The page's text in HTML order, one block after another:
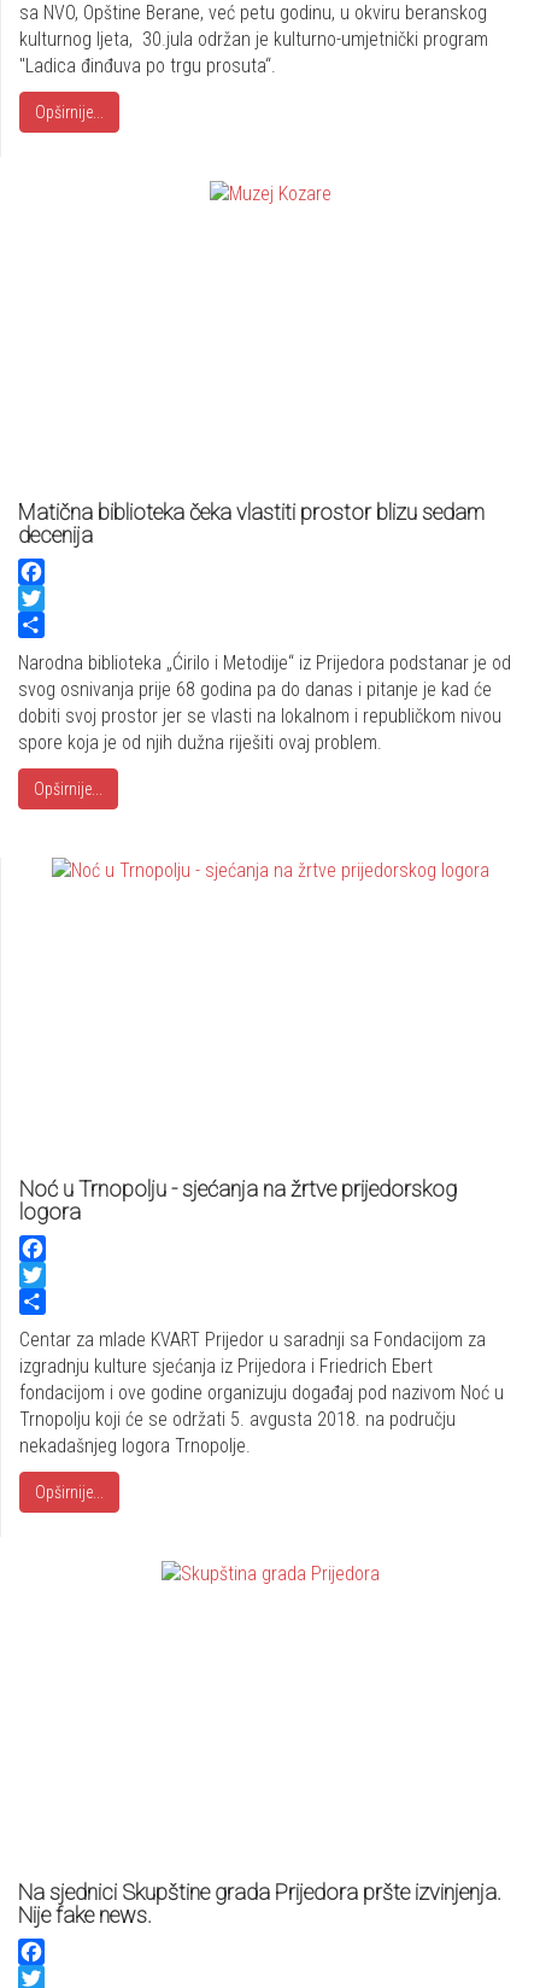
sa NVO, Opštine Berane, već petu godinu, u okviru beranskog
kulturnog ljeta, 30.jula održan je kulturno-umjetnički program
"Ladica đinđuva po trgu prosuta“.
Opširnije...
Matična biblioteka čeka vlastiti prostor blizu sedam
decenija
Facebook
Twitter
Share
Narodna biblioteka „Ćirilo i Metodije“ iz Prijedora podstanar je od
svog osnivanja prije 68 godina pa do danas i pitanje je kad će
dobiti svoj prostor jer se vlasti na lokalnom i republičkom nivou
spore koja je od njih dužna riješiti ovaj problem.
Opširnije...
Noć u Trnopolju - sjećanja na žrtve prijedorskog
logora
Facebook
Twitter
Share
Centar za mlade KVART Prijedor u saradnji sa Fondacijom za
izgradnju kulture sjećanja iz Prijedora i Friedrich Ebert
fondacijom i ove godine organizuju događaj pod nazivom Noć u
Trnopolju koji će se održati 5. avgusta 2018. na području
nekadašnjeg logora Trnopolje.
Opširnije...
Na sjednici Skupštine grada Prijedora pršte izvinjenja.
Nije fake news.
Facebook